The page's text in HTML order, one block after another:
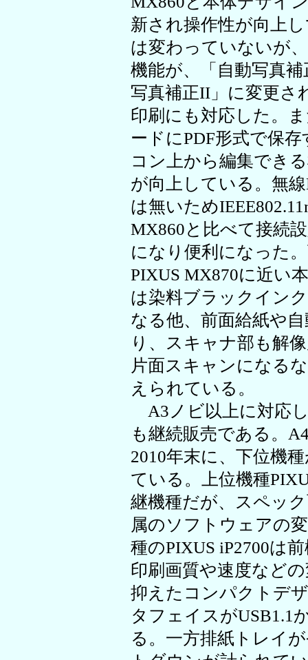
新され操作性が向上
は変わっていないが
機能が、「自動写真
写真補正II」に変更さ
印刷にも対応した。
ードにPDF形式で保
コン上から編集でき
が向上している。無
は無いため
MX860と比べて接続
になり便利になった
PIXUS MX870に近い
は染料ブラックイン
なる他、前面給紙や
り、スキャナ部も解
片面スキャンになる
えられている。
A3ノビ以上に対応
も継続販売である。
2010年末に、下位機
ている。上位機種
継機種だが、スペッ
属のソフトウェアの
種のPIXUS iP2700は
印刷画質や速度など
抑えたコンパクトデ
タフェイスがUSB1.1
る。一方排紙トレイ